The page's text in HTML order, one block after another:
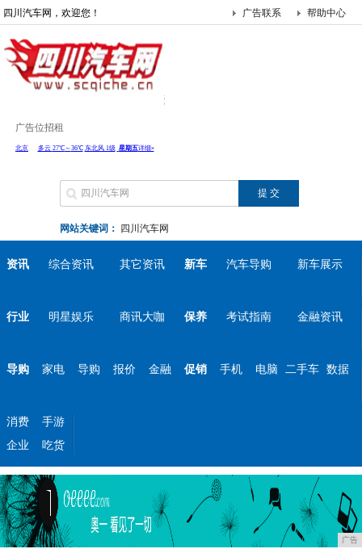
四川汽车网，欢迎您！ 帮助中心
广告联系
广告位招租
网站关键词： 四川汽车网
资讯 综合资讯 其它资讯 新车 汽车导购 新车展示
行业 明星娱乐 商讯大咖 保养 考试指南 金融资讯
导购 家电 导购 报价 金融 促销 手机 电脑 二手车 数据
消费
手游
企业
吃货
广告